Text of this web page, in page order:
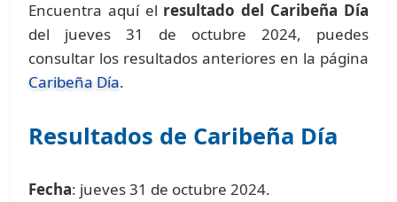
Encuentra aquí el resultado del Caribeña Día
del jueves 31 de octubre 2024, puedes
consultar los resultados anteriores en la página
Caribeña Día.
Resultados de Caribeña Día
Fecha: jueves 31 de octubre 2024.